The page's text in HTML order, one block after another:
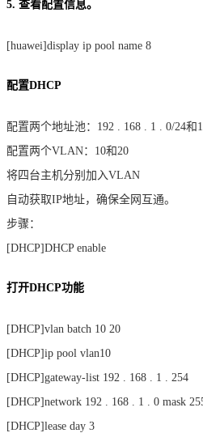
5. 查看配置信息。
[huawei]display ip pool name 8
配置DHCP
配置两个地址池：192 . 168 . 1 . 0/24和
配置两个VLAN：10和20
将四台主机分别加入VLAN
自动获取IP地址，确保全网互通。
步骤：
[DHCP]DHCP enable
打开DHCP功能
[DHCP]vlan batch 10 20
[DHCP]ip pool vlan10
[DHCP]gateway-list 192 . 168 . 1 . 254
[DHCP]network 192 . 168 . 1 . 0 mask
[DHCP]lease day 3